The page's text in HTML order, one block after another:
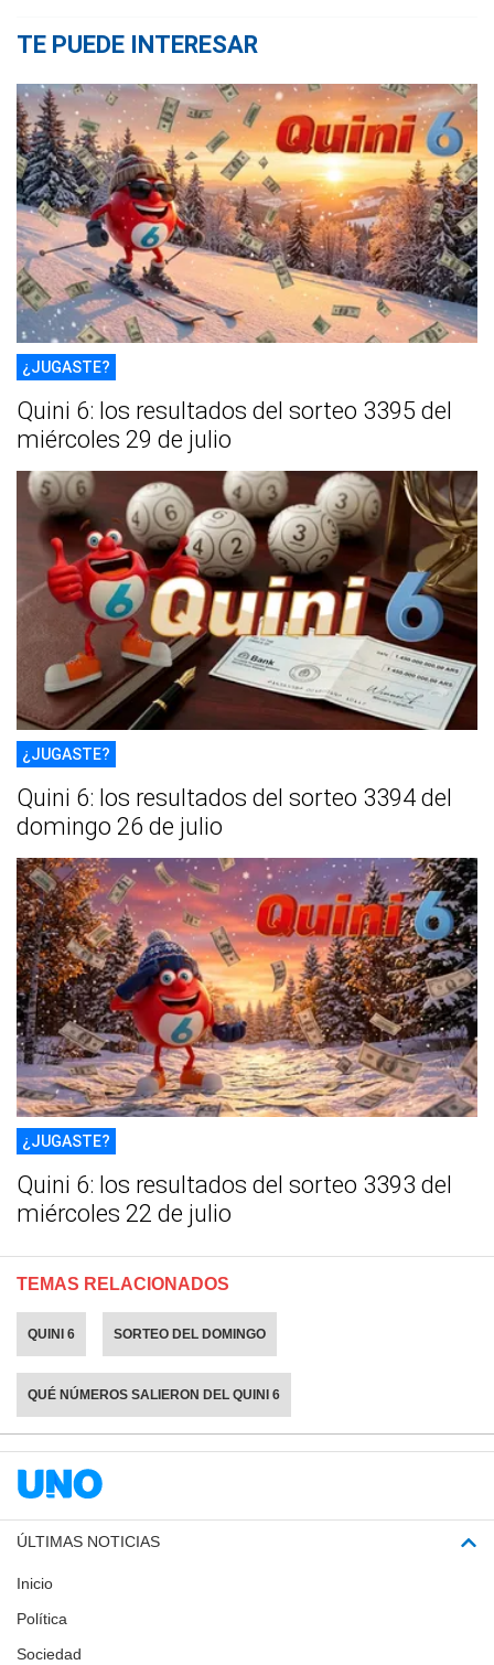
TE PUEDE INTERESAR
¿JUGASTE?
Quini 6: los resultados del sorteo 3395 del
miércoles 29 de julio
¿JUGASTE?
Quini 6: los resultados del sorteo 3394 del
domingo 26 de julio
¿JUGASTE?
Quini 6: los resultados del sorteo 3393 del
miércoles 22 de julio
TEMAS RELACIONADOS
QUINI 6 SORTEO DEL DOMINGO
QUÉ NÚMEROS SALIERON DEL QUINI 6
ÚLTIMAS NOTICIAS
Inicio
Política
Sociedad